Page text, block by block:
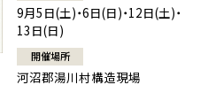
9月5日(土)・6日(日)・12日(土)・
13日(日)
開催場所
河沼郡湯川村構造現場